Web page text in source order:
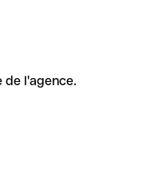
de l'agence.